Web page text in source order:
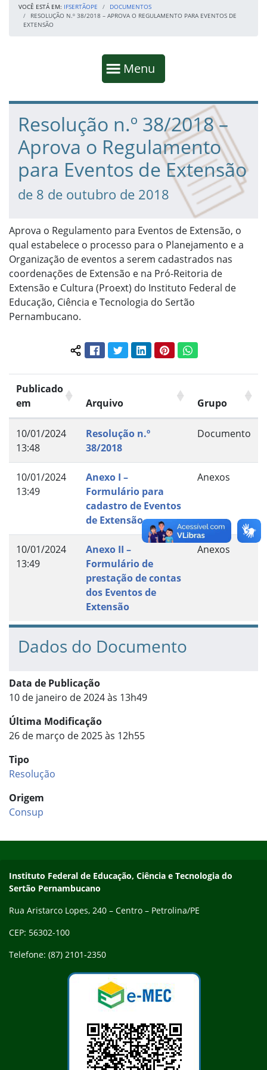
VOCÊ ESTÁ EM: IFSERTÃOPE
DOCUMENTOS
RESOLUÇÃO N.º 38/2018 – APROVA O REGULAMENTO PARA EVENTOS DE
EXTENSÃO
Mostrar
Menu
Fim da navegação
Início do conteúdo
Resolução n.º 38/2018 –
Aprova o Regulamento
para Eventos de Extensão
de 8 de outubro de 2018
Aprova o Regulamento para Eventos de Extensão, o
qual estabelece o processo para o Planejamento e a
Organização de eventos a serem cadastrados nas
coordenações de Extensão e na Pró-Reitoria de
Extensão e Cultura (Proext) do Instituto Federal de
Educação, Ciência e Tecnologia do Sertão
Pernambucano.
Compartilhar conteúdo:
FacebookTwitterLinkedInPinterestWhatsApp
Publicado
em
Arquivo Grupo
10/01/2024
13:48
Resolução n.º
38/2018
Documento
10/01/2024
13:49
Anexo I –
Formulário para
cadastro de Eventos
de Extensão
Anexos
10/01/2024
13:49
Anexo II –
Formulário de
prestação de contas
dos Eventos de
Extensão
Anexos
Dados do Documento
Data de Publicação
10 de janeiro de 2024 às 13h49
Última Modificação
26 de março de 2025 às 12h55
Tipo
Resolução
Origem
Consup
Endereço
Instituto Federal de Educação, Ciência e Tecnologia do
Sertão Pernambucano
Rua Aristarco Lopes, 240 – Centro – Petrolina/PE
CEP: 56302-100
Telefone: (87) 2101-2350